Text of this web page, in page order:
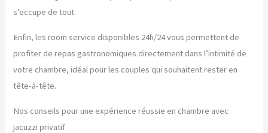
s’occupe de tout.
Enfin, les room service disponibles 24h/24 vous permettent de
profiter de repas gastronomiques directement dans l’intimité de
votre chambre, idéal pour les couples qui souhaitent rester en
tête-à-tête.
Nos conseils pour une expérience réussie en chambre avec
jacuzzi privatif